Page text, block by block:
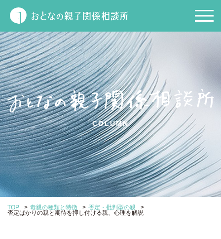
COLUMN
TOP > 毒親の種類と特徴 > 否定・批判型の親
>
否定ばかりの親と期待を押し付ける親、心理を解説